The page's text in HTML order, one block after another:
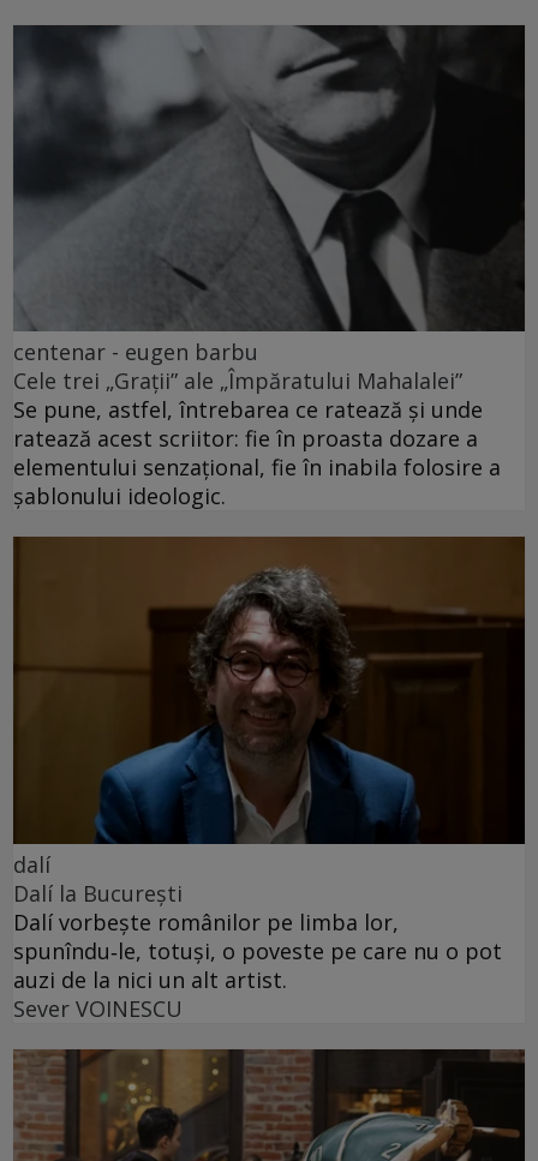
centenar - eugen barbu
Cele trei „Grații” ale „Împăratului Mahalalei”
Se pune, astfel, întrebarea ce ratează și unde
ratează acest scriitor: fie în proasta dozare a
elementului senzațional, fie în inabila folosire a
șablonului ideologic.
dalí
Dalí la București
Dalí vorbește românilor pe limba lor,
spunîndu‑le, totuși, o poveste pe care nu o pot
auzi de la nici un alt artist.
Sever VOINESCU